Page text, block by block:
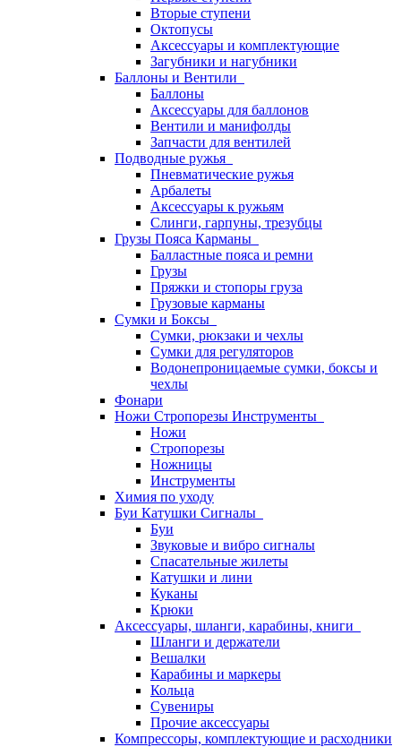
Вторые ступени
Октопусы
Аксессуары и комплектующие
Загубники и нагубники
Баллоны и Вентили
Баллоны
Аксессуары для баллонов
Вентили и манифолды
Запчасти для вентилей
Подводные ружья
Пневматические ружья
Арбалеты
Аксессуары к ружьям
Слинги, гарпуны, трезубцы
Грузы Пояса Карманы
Балластные пояса и ремни
Грузы
Пряжки и стопоры груза
Грузовые карманы
Сумки и Боксы
Сумки, рюкзаки и чехлы
Сумки для регуляторов
Водонепроницаемые сумки, боксы и
чехлы
Фонари
Ножи Стропорезы Инструменты
Ножи
Стропорезы
Ножницы
Инструменты
Химия по уходу
Буи Катушки Сигналы
Буи
Звуковые и вибро сигналы
Спасательные жилеты
Катушки и лини
Куканы
Крюки
Аксессуары, шланги, карабины, книги
Шланги и держатели
Вешалки
Карабины и маркеры
Кольца
Сувениры
Прочие аксессуары
Компрессоры, комплектующие и расходники